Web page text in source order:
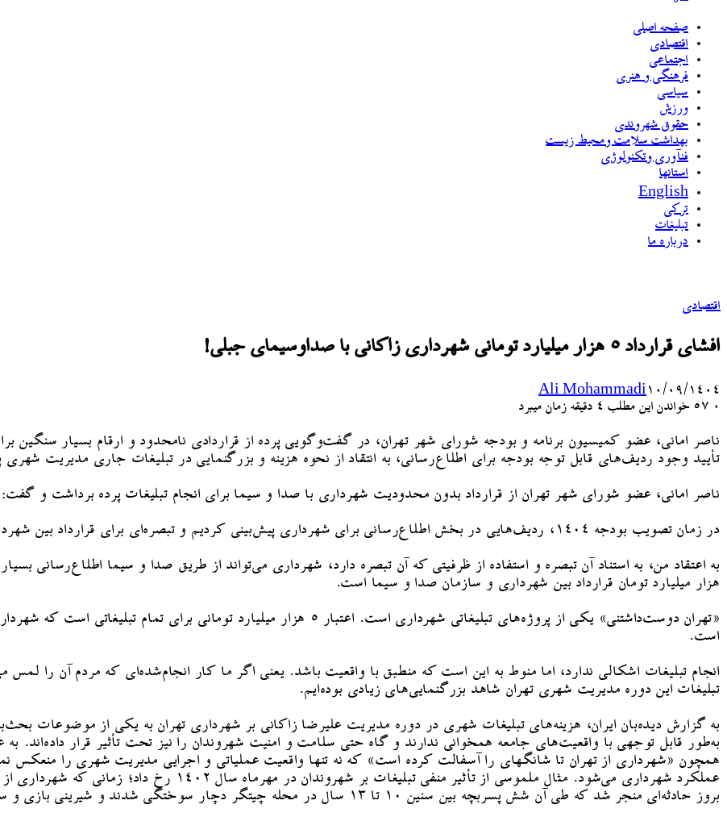
صفحه اصلی
اقتصادی
اجتماعی
فرهنگی و هنری
سیاسی
ورزش
حقوق شهروندی
بهداشت سلامت ومحیط زیست
فنآوری وتکنولوژی
استانها
English
ترکی
تبلیغات
درباره ما
اقتصادی
افشای قرارداد ۵ هزار میلیارد تومانی شهرداری زاکانی با صداوسیمای جبلی!
Ali Mohammadi۱۰/۰۹/۱۴۰۴
۰
خواندن این مطلب 4 دقیقه زمان میبرد
ناصر امانی، عضو کمیسیون برنامه و بودجه شورای شهر تهران، در گفت‌وگویی پرده از قراردادی نامحدود و ارقام بسیار
تأیید وجود ردیف‌های قابل توجه بودجه برای اطلاع‌رسانی، به انتقاد از نحوه هزینه و بزرگنمایی در تبلیغات جاری مدیریت
ناصر امانی، عضو شورای شهر تهران از قرارداد بدون محدودیت شهرداری با صدا و سیما برای انجام تبلیغات پرده برداشت و گفت:
در زمان تصویب بودجه ۱۴۰۴، ردیف‌هایی در بخش اطلاع‌رسانی برای شهرداری پیش‌بینی کردیم و تبصره‌ای برای قرارداد بین شهرداری و سازمان صدا و سیما به آن اضافه شد که انتها ندارد.
هزار میلیارد تومان قرارداد بین شهرداری و سازمان صدا و سیما است.
«تهران دوست‌داشتنی» یکی از پروژه‌های تبلیغاتی شهرداری است. اعتبار ۵ هزار میلیارد
است.
انجام تبلیغات اشکالی ندارد، اما منوط به این است که منطبق با واقعیت باشد. یعنی اگر ما کار انجام‌شده‌ای که مردم آن را
تبلیغات این دوره مدیریت شهری تهران شاهد بزرگنمایی‌های زیادی بوده‌ایم.
به گزارش دیده‌بان ایران، هزینه‌های تبلیغات شهری در دوره مدیریت علیرضا زاکانی بر شهرداری تهران به یکی از موضوعات
به‌طور قابل توجهی با واقعیت‌های جامعه همخوانی ندارند و گاه حتی سلامت و امنیت شهروندان را نیز تحت تأثیر قرار داده‌اند.
همچون «شهرداری از تهران تا شانگهای را آسفالت کرده است» که نه تنها واقعیت عملیاتی و اجرایی مدیریت شهری را منعکس
عملکرد شهرداری می‌شود. مثال ملموسی از تأثیر منفی تبلیغات
بروز حادثه‌ای منجر شد که طی آن شش پسربچه بین سنین ۱۰ تا ۱۳ سال در محله چیتگر دچار سوختگی شدند و شیرینی بازی و سرگرمی آن‌ها به تلخی گرایید.